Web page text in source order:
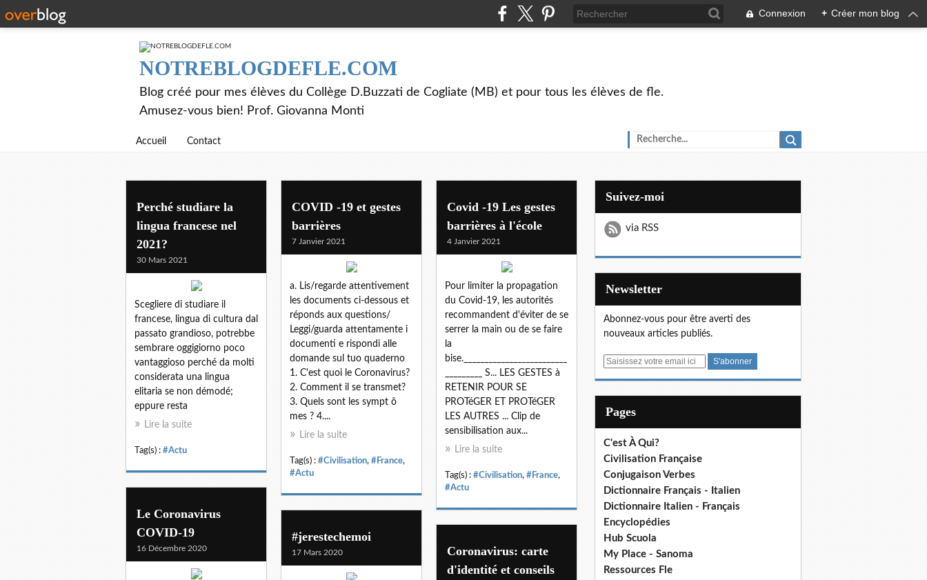
Connexion + Créer mon blog
NOTREBLOGDEFLE.COM
Blog créé pour mes élèves du Collège D.Buzzati de Cogliate (MB) et pour tous les élèves de fle.
Amusez-vous bien! Prof. Giovanna Monti
Accueil Contact
actu
Perché studiare la
lingua francese nel
2021?
30 Mars 2021
Scegliere di studiare il
francese, lingua di cultura dal
passato grandioso, potrebbe
sembrare oggigiorno poco
vantaggioso perché da molti
considerata una lingua
elitaria se non démodé;
eppure resta
Lire la suite
Tag(s) : #Actu
COVID -19 et gestes
barrières
7 Janvier 2021
a. Lis/regarde attentivement
les documents ci-dessous et
réponds aux questions/
Leggi/guarda attentamente i
documenti e rispondi alle
domande sul tuo quaderno
1. C'est quoi le Coronavirus?
2. Comment il se transmet?
3. Quels sont les sympt ô
mes ? 4....
Lire la suite
Tag(s) : #Civilisation, #France,
#Actu
Covid -19 Les gestes
barrières à l'école
4 Janvier 2021
Pour limiter la propagation
du Covid-19, les autorités
recommandent d'éviter de se
serrer la main ou de se faire
la
bise._________________________
_________ S... LES GESTES à
RETENIR POUR SE
PROTéGER ET PROTéGER
LES AUTRES ... Clip de
sensibilisation aux...
Lire la suite
Tag(s) : #Civilisation, #France,
#Actu
Le Coronavirus
COVID-19
16 Décembre 2020
#jerestechemoi
17 Mars 2020
Coronavirus: carte
d'identité et conseils
Suivez-moi
via RSS
Newsletter
Abonnez-vous pour être averti des
nouveaux articles publiés.
E
Pages
C'est À Qui?
Civilisation Française
Conjugaison Verbes
Dictionnaire Français - Italien
Dictionnaire Italien - Français
Encyclopédies
Hub Scuola
My Place - Sanoma
Ressources Fle